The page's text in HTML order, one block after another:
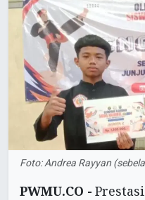
Foto: Andrea Rayyan
PWMU.CO -